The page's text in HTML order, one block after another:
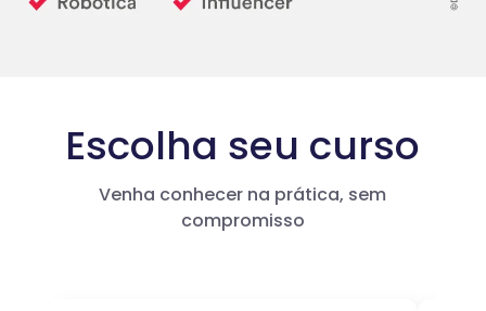
Escolha seu curso
Venha conhecer na prática, sem
compromisso